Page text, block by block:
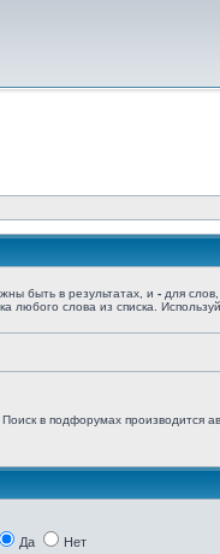
быть в результатах, и - для
любого слова из списка.
в подфорумах производится
Да Нет